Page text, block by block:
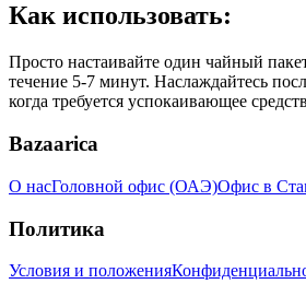
Как использовать:
Просто настаивайте один чайный
течение 5-7 минут. Наслаждайтесь
когда требуется успокаивающее
Bazaarica
О насГоловной офис (ОАЭ)Офис в
Политика
Условия и положения